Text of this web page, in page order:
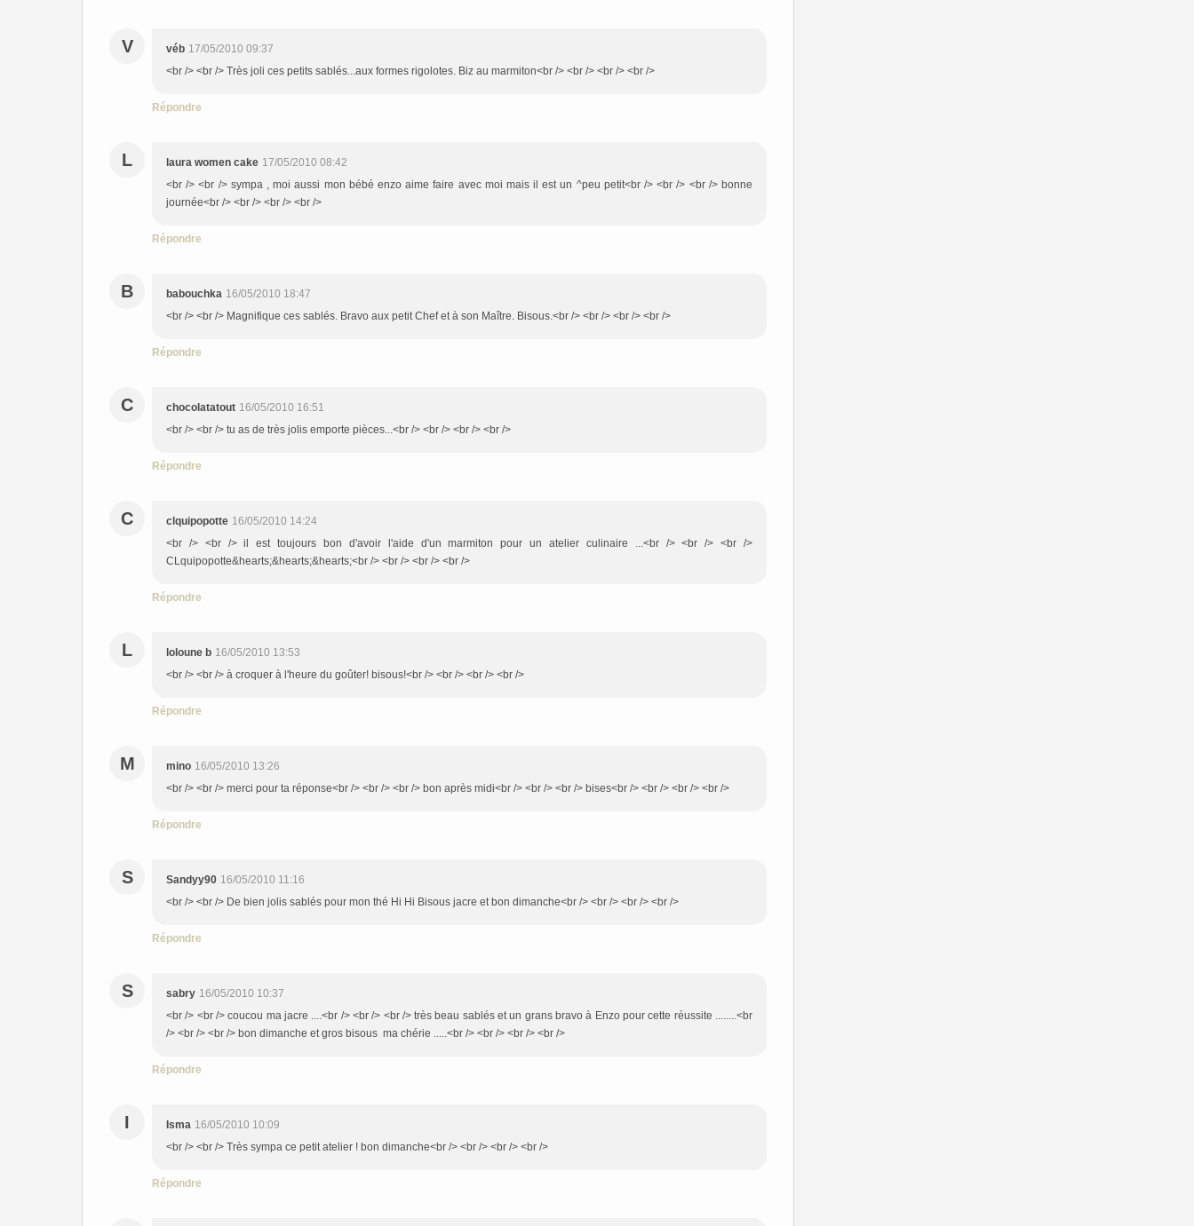
V véb 17/05/2010 09:37
<br /> <br /> Très joli ces petits sablés...aux formes rigolotes. Biz au marmiton<br /> <br /> <br /> <br />
Répondre
L laura women cake 17/05/2010 08:42
<br /> <br /> sympa , moi aussi mon bébé enzo aime faire avec moi mais il est un ^peu petit<br /> <br /> <br /> bonne
journée<br /> <br /> <br /> <br />
Répondre
B babouchka 16/05/2010 18:47
<br /> <br /> Magnifique ces sablés. Bravo aux petit Chef et à son Maître. Bisous.<br /> <br /> <br /> <br />
Répondre
C chocolatatout 16/05/2010 16:51
<br /> <br /> tu as de très jolis emporte pièces...<br /> <br /> <br /> <br />
Répondre
C clquipopotte 16/05/2010 14:24
<br /> <br /> il est toujours bon d'avoir l'aide d'un marmiton pour un atelier culinaire ...<br /> <br /> <br />
CLquipopotte&hearts;&hearts;&hearts;<br /> <br /> <br /> <br />
Répondre
L loloune b 16/05/2010 13:53
<br /> <br /> à croquer à l'heure du goûter! bisous!<br /> <br /> <br /> <br />
Répondre
M mino 16/05/2010 13:26
<br /> <br /> merci pour ta réponse<br /> <br /> <br /> bon après midi<br /> <br /> <br /> bises<br /> <br /> <br /> <br />
Répondre
S Sandyy90 16/05/2010 11:16
<br /> <br /> De bien jolis sablés pour mon thé Hi Hi Bisous jacre et bon dimanche<br /> <br /> <br /> <br />
Répondre
S sabry 16/05/2010 10:37
<br /> <br /> coucou ma jacre ....<br /> <br /> <br /> très beau sablés et un grans bravo à Enzo pour cette réussite ........<br
/> <br /> <br /> bon dimanche et gros bisous ma chérie .....<br /> <br /> <br /> <br />
Répondre
I Isma 16/05/2010 10:09
<br /> <br /> Très sympa ce petit atelier ! bon dimanche<br /> <br /> <br /> <br />
Répondre